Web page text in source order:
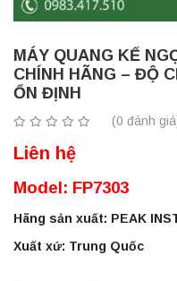
MÁY QUANG KẾ
CHÍNH HÃNG – ĐỘ
ỔN ĐỊNH
(0 đánh
Liên hệ
Model: FP7303
Hãng sản xuất: PEAK
Xuất xứ: Trung Quốc